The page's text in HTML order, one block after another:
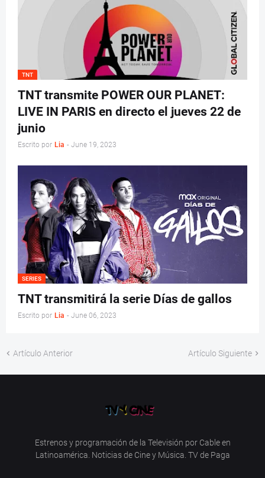
TNT
TNT transmite POWER OUR PLANET:
LIVE IN PARIS en directo el jueves 22 de
junio
Escrito por Lia - June 19, 2023
SERIES
TNT transmitirá la serie Días de gallos
Escrito por Lia - June 06, 2023
Artículo Anterior Artículo Siguiente
Estrenos y programación de la Televisión por Cable en
Latinoamérica. Noticias de Cine y Música. TV de Paga